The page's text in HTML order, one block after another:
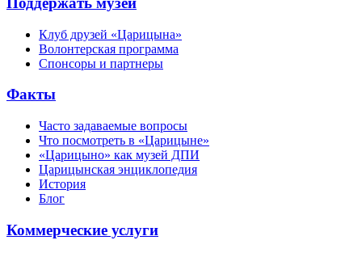
Клуб друзей «Царицына»
Волонтерская программа
Спонсоры и партнеры
Факты
Часто задаваемые вопросы
Что посмотреть в «Царицыне»
«Царицыно» как музей ДПИ
Царицынская энциклопедия
История
Блог
Коммерческие услуги